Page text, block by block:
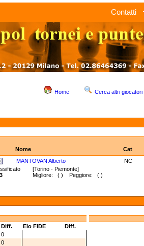
Contatti
Home Cerca altri giocatori
Nome
Cat
MANTOVAN Alberto
NC
[Torino - Piemonte]
Migliore: ( ) Peggiore: ( )
Diff. Elo FIDE
Diff.
0
0